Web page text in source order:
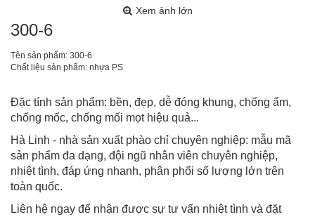
Xem ảnh lớn
300-6
Tên sản phẩm: 300-6
Chất liệu sản phẩm: nhựa PS
Đặc tính sản phẩm: bền, đẹp, dễ đóng khung, chống ẩm,
chống mốc, chống mối mọt hiệu quả...
Hà Linh - nhà sản xuất phào chỉ chuyên nghiệp: mẫu mã
sản phẩm đa dạng, đội ngũ nhân viên chuyên nghiệp,
nhiệt tình, đáp ứng nhanh, phân phối số lượng lớn trên
toàn quốc.
Liên hệ ngay để nhận được sự tư vấn nhiệt tình và đặt